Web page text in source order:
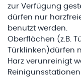
zur Verfügung
dürfen nur
benutzt werden.
Oberflächen (z.B.
Türklinken)dürfen
Harz verunreinigt